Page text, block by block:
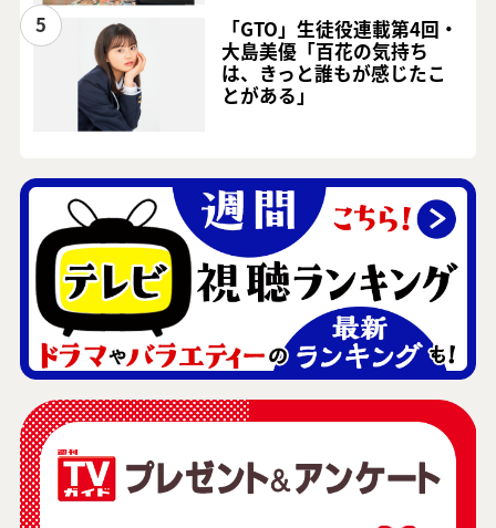
5
「GTO」生徒役連載第4回・
大島美優「百花の気持ち
は、きっと誰もが感じたこ
とがある」